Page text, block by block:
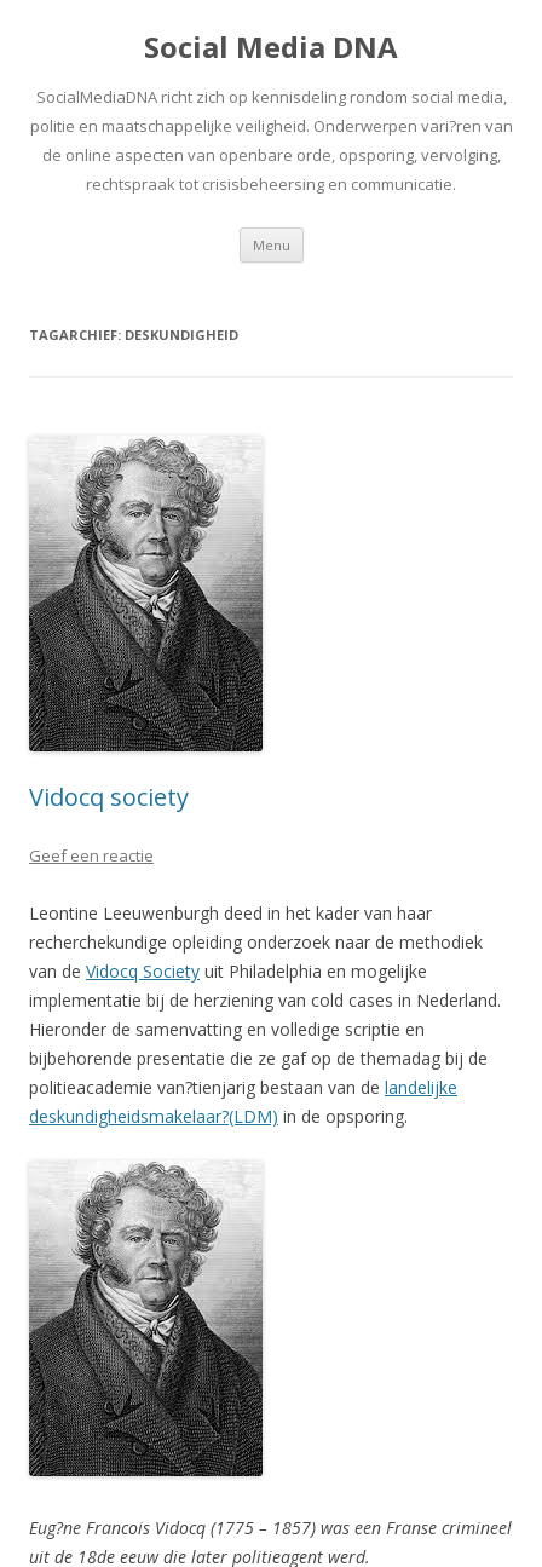
Social Media DNA
SocialMediaDNA richt zich op kennisdeling rondom social media,
politie en maatschappelijke veiligheid. Onderwerpen vari?ren van
de online aspecten van openbare orde, opsporing, vervolging,
rechtspraak tot crisisbeheersing en communicatie.
Menu Spring
inhoud
TAGARCHIEF: DESKUNDIGHEID
Vidocq society
Geef een reactie
Leontine Leeuwenburgh deed in het kader van haar
recherchekundige opleiding onderzoek naar de methodiek
van de Vidocq Society uit Philadelphia en mogelijke
implementatie bij de herziening van cold cases in Nederland.
Hieronder de samenvatting en volledige scriptie en
bijbehorende presentatie die ze gaf op de themadag bij de
politieacademie van?tienjarig bestaan van de landelijke
deskundigheidsmakelaar?(LDM) in de opsporing.
Eug?ne Francois Vidocq (1775 – 1857) was een Franse crimineel
uit de 18de eeuw die later politieagent werd.